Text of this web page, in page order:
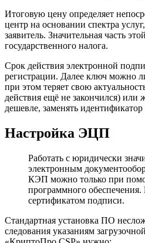
Итоговую цену определяет
центр на основании спектра
заявитель. Значительная часть
государственного налога.
Срок действия электронной
регистрации. Далее ключ можно
при этом теряет свою
действия ещё не закончился) или
дешевле, заменять идентификатор
Настройка ЭЦП
Работать с юридически
электронным
КЭП можно только при
программного обеспечения.
сертификатом подписи.
Стандартная установка ПО
следования указаниям